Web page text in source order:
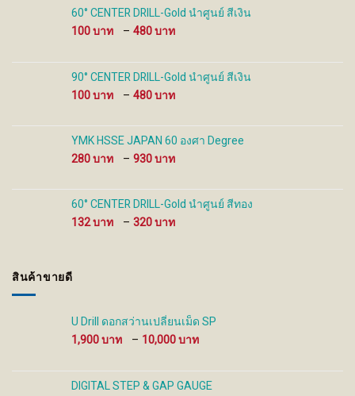
product
60° CENTER DRILL-Gold นำศูนย์ สีเงิน
100
– 480
100 ฿
through
480 ฿
90° CENTER DRILL-Gold นำศูนย์ สีเงิน
100
– 480
100 ฿
through
YMK HSSE JAPAN 60 องศา Degree
280
– 930
280 ฿
through
930 ฿
60° CENTER DRILL-Gold นำศูนย์ สีทอง
132
– 320
สินค้าขายดี
U Drill ดอกสว่านเปลี่ยนเม็ด SP
1,900
– 10,000
1,900 ฿
through
DIGITAL STEP & GAP GAUGE